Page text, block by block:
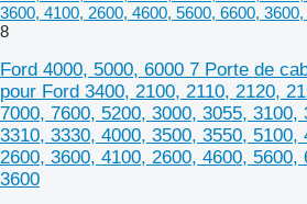
3600, 4100, 2600, 4600, 5600, 6600,
8
Ford 4000, 5000, 6000 7 Porte de
pour Ford 3400, 2100, 2110, 2120,
7000, 7600, 5200, 3000, 3055, 3100,
3310, 3330, 4000, 3500, 3550, 5100,
2600, 3600, 4100, 2600, 4600, 5600,
3600